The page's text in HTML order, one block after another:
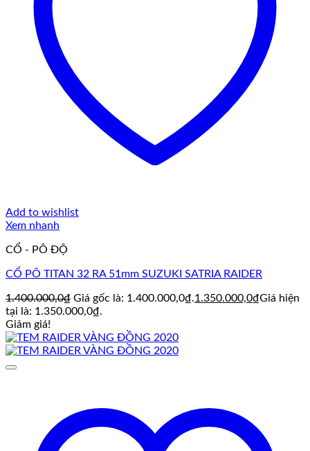
Add to wishlist
Xem nhanh
CỔ - PÔ ĐỘ
CỔ PÔ TITAN 32 RA 51mm SUZUKI SATRIA RAIDER
1.400.000,0₫ Giá gốc là: 1.400.000,0₫.1.350.000,0₫Giá hiện
tại là: 1.350.000,0₫.
Giảm giá!